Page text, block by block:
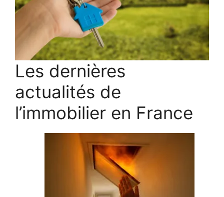
Les dernières
actualités de
l’immobilier en France